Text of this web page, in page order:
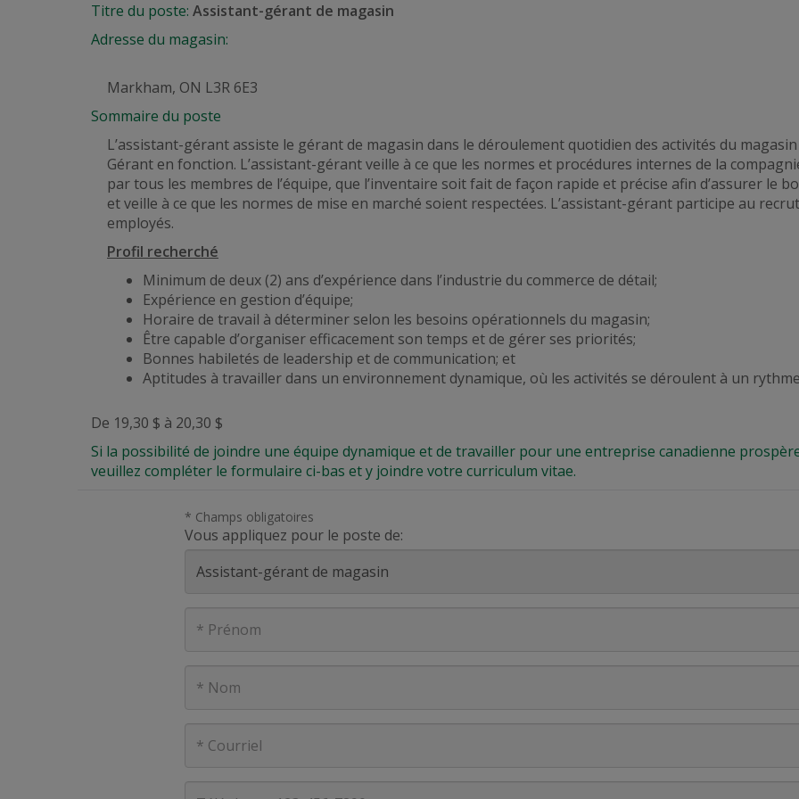
Titre du poste: Assistant-gérant de magasin
Adresse du magasin:
Markham, ON L3R 6E3
Sommaire du poste
L’assistant-gérant assiste le gérant de magasin dans le déroulement quotidien des activités du
Gérant en fonction. L’assistant-gérant veille à ce que les normes et procédures internes de la
par tous les membres de l’équipe, que l’inventaire soit fait de façon rapide et précise afin d’assurer le
etveille à ce que les normes de mise en marché soient respectées. L’assistant-gérant participe au
employés.
Profil recherché
Minimum de deux (2) ans d’expérience dans l’industrie du commerce de détail;
Expérience en gestion d’équipe;
Horaire de travail à déterminer selon les besoins opérationnels du magasin;
Être capable d’organiser efficacement son temps et de gérer ses priorités;
Bonnes habiletés de leadership et de communication; et
Aptitudes à travailler dans un environnement dynamique, où les activités se déroulent à un
De 19,30 $ à 20,30 $
Si la possibilité de joindre une équipe dynamique et de travailler pour une entreprise canadienne
veuillez compléter le formulaire ci-bas et y joindre votre curriculum vitae.
* Champs obligatoires
Vous appliquez pour le poste de: